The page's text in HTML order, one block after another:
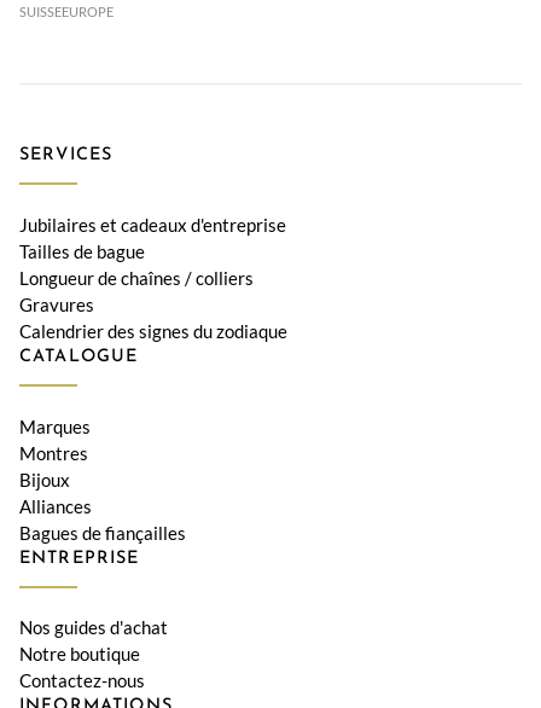
SUISSEEUROPE
SERVICES
Jubilaires et cadeaux d'entreprise
Tailles de bague
Longueur de chaînes / colliers
Gravures
Calendrier des signes du zodiaque
CATALOGUE
Marques
Montres
Bijoux
Alliances
Bagues de fiançailles
ENTREPRISE
Nos guides d'achat
Notre boutique
Contactez-nous